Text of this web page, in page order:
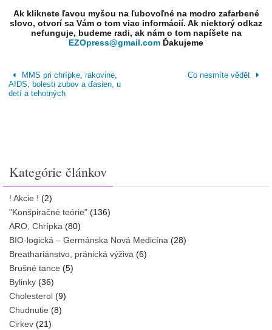
Ak kliknete ľavou myšou na ľubovoľné na modro zafarbené
slovo, otvorí sa Vám o tom viac informácií. Ak niektorý odkaz
nefunguje, budeme radi, ak nám o tom napíšete na
EZOpress@gmail.com Ďakujeme
MMS pri chrípke, rakovine,
AIDS, bolesti zubov a ďasien, u
detí a tehotných
Co nesmíte vědět
Kategórie článkov
! Akcie ! (2)
"Konšpiračné teórie" (136)
ARO, Chrípka (80)
BIO-logická – Germánska Nová Medicína (28)
Breathariánstvo, pránická výživa (6)
Brušné tance (5)
Bylinky (36)
Cholesterol (9)
Chudnutie (8)
Cirkev (21)